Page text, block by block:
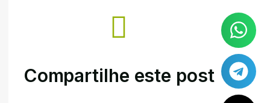
Compartilhe este post